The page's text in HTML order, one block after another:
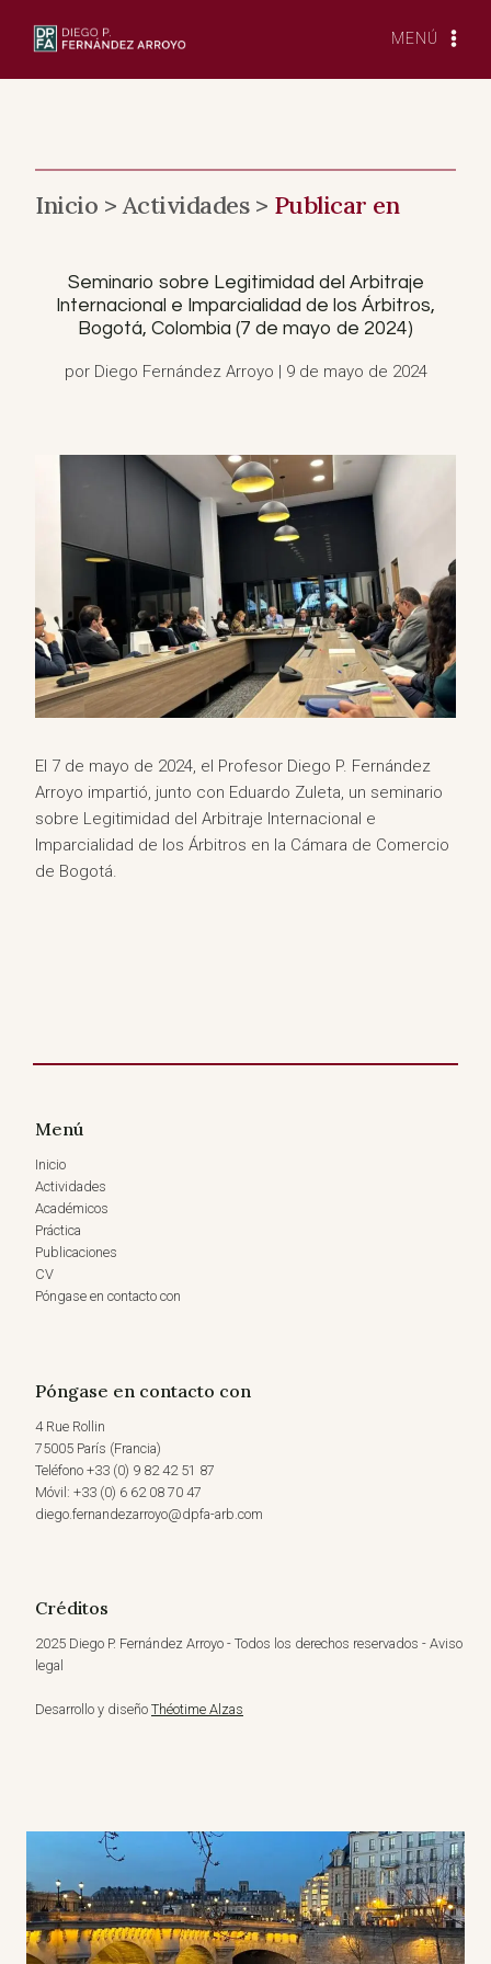
MENÚ
Inicio >Actividades > Publicar en
Seminario sobre Legitimidad del Arbitraje
Internacional e Imparcialidad de los Árbitros,
Bogotá, Colombia (7 de mayo de 2024)
por Diego Fernández Arroyo | 9 de mayo de 2024
El 7 de mayo de 2024, el Profesor Diego P. Fernández
Arroyo impartió, junto con Eduardo Zuleta, un seminario
sobre Legitimidad del Arbitraje Internacional e
Imparcialidad de los Árbitros en la Cámara de Comercio
de Bogotá.
Menú
Inicio
Actividades
Académicos
Práctica
Publicaciones
CV
Póngase en contacto con
Póngase en contacto con
4 Rue Rollin
75005 París (Francia)
Teléfono +33 (0) 9 82 42 51 87
Móvil: +33 (0) 6 62 08 70 47
diego.fernandezarroyo@dpfa-arb.com
Créditos
2025 Diego P. Fernández Arroyo - Todos los derechos reservados - Aviso
legal
Desarrollo y diseño Théotime Alzas